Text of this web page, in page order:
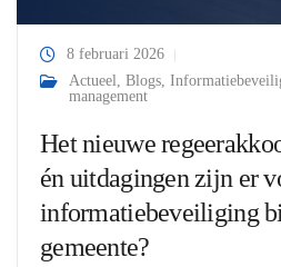
8 februari 2026
Actueel, Blogs,
management
Het nieuwe
én uitdagingen zijn er
informatiebeveiliging
gemeente?